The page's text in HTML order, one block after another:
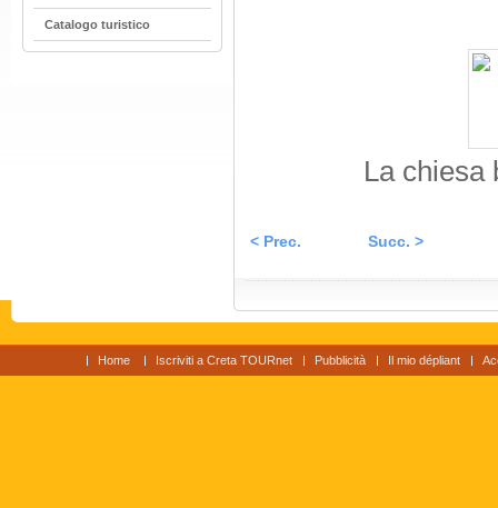
Catalogo turistico
La chiesa
< Prec. Succ. >
Home Iscriviti a Creta TOURnet Pubblicità Il mio dépliant